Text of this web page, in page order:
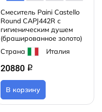
Смеситель Paini Castello
Round CAPJ442R с
гигиеническим душем
(брашированное золото)
Страна
Италия
20880 q
В корзину